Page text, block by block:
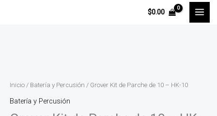
$0.00
Inicio / Batería y Percusión / Grover Kit de Parche de 10 – HK-10
Batería y Percusión
de
Parche